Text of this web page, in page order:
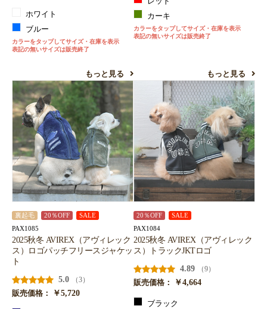
ホワイト
ブルー
カラーをタップしてサイズ・在庫を表示
表記の無いサイズは販売終了
もっと見る
カーキ
カラーをタップしてサイズ・在庫を表示
表記の無いサイズは販売終了
もっと見る
裏起毛 20％OFF SALE
PAX1085
2025秋冬 AVIREX（アヴィレック
ス）ロゴパッチフリースジャケッ
ト
5.0
（3）
販売価格：
￥5,720
20％OFF SALE
PAX1084
2025秋冬 AVIREX（アヴィレック
ス）トラックJKTロゴ
4.89
（9）
販売価格：
￥4,664
ブラック